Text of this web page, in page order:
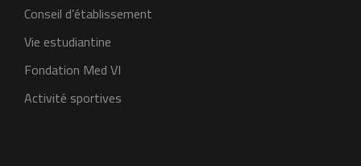
Conseil d’établissement
Vie estudiantine
Fondation Med VI
Activité sportives